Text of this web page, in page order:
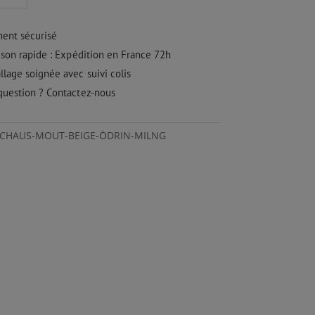
sécurisé
rapide : Expédition en France 72h
soignée avec suivi colis
? Contactez-nous
MOUT-BEIGE-ÖDRIN-MILNG